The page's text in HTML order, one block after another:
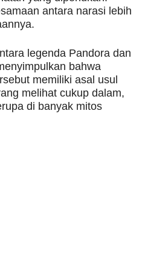
antara narasi lebih
legenda Pandora dan
bahwa
memiliki asal usul
melihat cukup dalam,
di banyak mitos